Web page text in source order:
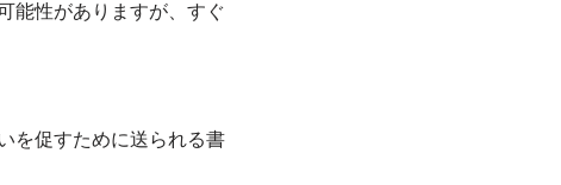
能性がありますが、すぐ
を促すために送られる書